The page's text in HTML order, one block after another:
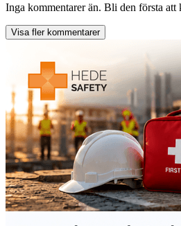
Inga kommentarer än. Bli den första att
Visa fler kommentarer